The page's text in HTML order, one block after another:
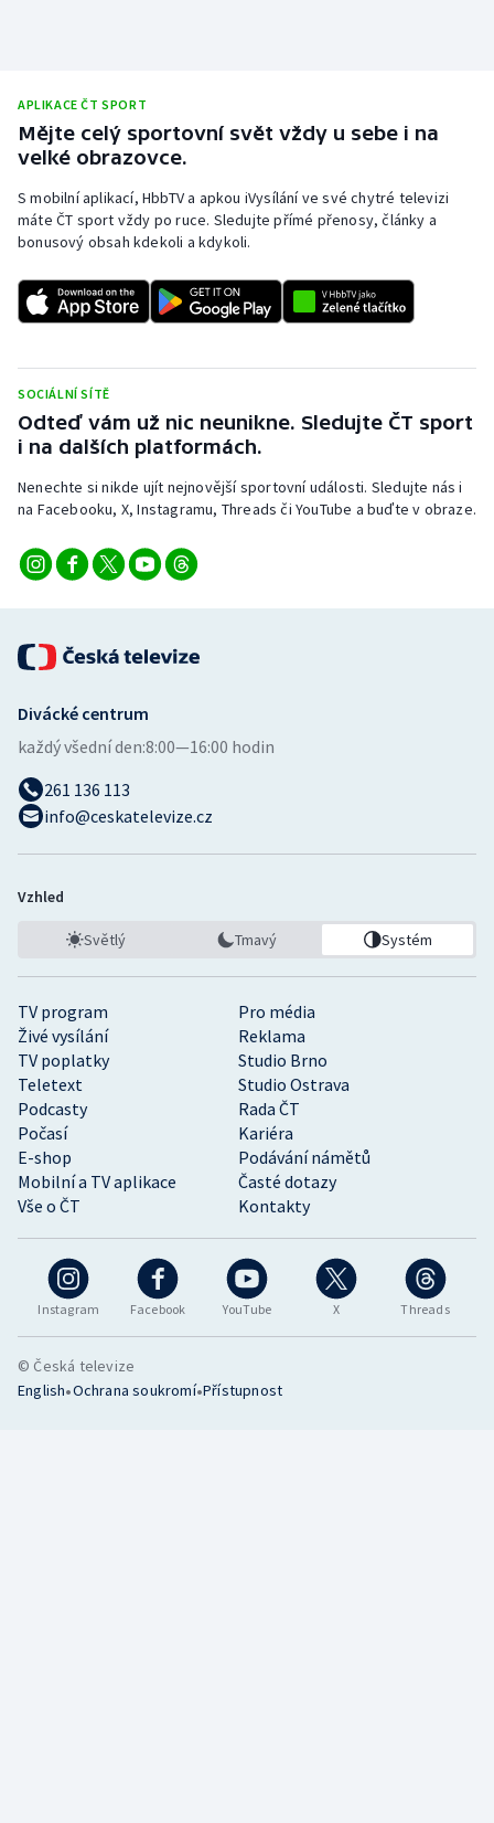
Ostatní
APLIKACE ČT SPORT
Mějte celý sportovní svět vždy u sebe i na
velké obrazovce.
S mobilní aplikací, HbbTV a apkou iVysílání ve své chytré televizi
máte ČT sport vždy po ruce. Sledujte přímé přenosy, články a
bonusový obsah kdekoli a kdykoli.
SOCIÁLNÍ SÍTĚ
Odteď vám už nic neunikne. Sledujte ČT sport
i na dalších platformách.
Nenechte si nikde ujít nejnovější sportovní události. Sledujte nás i
na Facebooku, X, Instagramu, Threads či YouTube a buďte v obraze.
Instagram Facebook YouTube X Threads
TV program
Pro média
Živé vysílání
Reklama
TV poplatky
Studio Brno
Teletext
Studio Ostrava
Podcasty
Rada ČT
Počasí
Kariéra
E-shop
Podávání námětů
Mobilní a TV aplikace
Časté dotazy
Vše o ČT
Kontakty
Divácké centrum
každý všední den:8:00—16:00 hodin
261 136 113
info@ceskatelevize.cz
Vzhled
Světlý Tmavý Systém
© Česká televize
English•Ochrana soukromí•Přístupnost